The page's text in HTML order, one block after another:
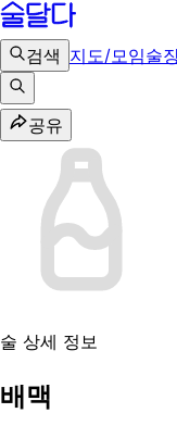
검색 지도/모임술
공유
술 상세 정보
배맥